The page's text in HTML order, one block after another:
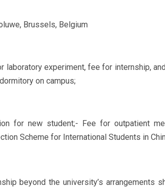
Brussels, Belgium
experiment, fee for internship,
on campus;
for new student;- Fee for outpatient
Scheme for International Students in
beyond the university’s arrangements